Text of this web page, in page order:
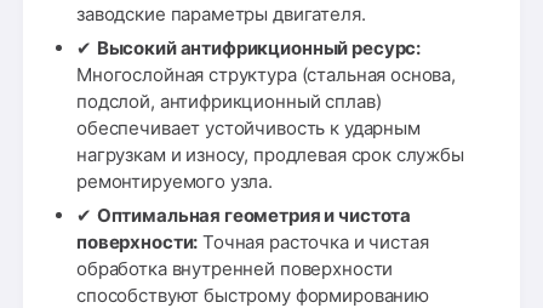
заводские параметры двигателя.
✔ Высокий антифрикционный ресурс:
Многослойная структура (стальная основа,
подслой, антифрикционный сплав)
обеспечивает устойчивость к ударным
нагрузкам и износу, продлевая срок службы
ремонтируемого узла.
✔ Оптимальная геометрия и чистота
поверхности: Точная расточка и чистая
обработка внутренней поверхности
способствуют быстрому формированию